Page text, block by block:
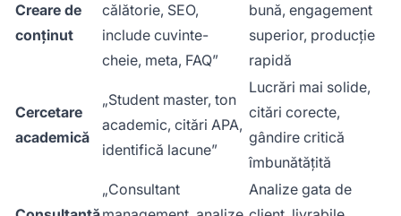
Creare de
conținut
călătorie, SEO,
include cuvinte-
cheie, meta, FAQ”
bună, engagement
superior, producție
rapidă
Cercetare
academică
„Student master, ton
academic, citări APA,
identifică lacune”
Lucrări mai solide,
citări corecte,
gândire critică
îmbunătățită
„Consultant
Analize gata de